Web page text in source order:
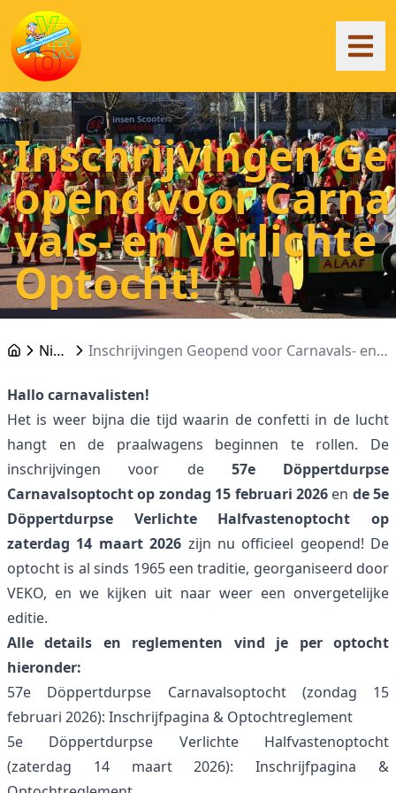
Inschrijvingen Ge
opend voor Carna
vals- en Verlichte
Optocht!
Nieuws Inschrijvingen Geopend voor Carnavals- en Verlichte Optocht!
Hallo carnavalisten!
Het is weer bijna die tijd waarin de confetti in de lucht
hangt en de praalwagens beginnen te rollen. De
inschrijvingen voor de57e Döppertdurpse
Carnavalsoptocht op zondag 15 februari 2026 en de 5e
Döppertdurpse Verlichte Halfvastenoptocht op
zaterdag 14 maart 2026 zijn nu officieel geopend! De
optocht is al sinds 1965 een traditie, georganiseerd door
VEKO, en we kijken uit naar weer een onvergetelijke
editie.
Alle details en reglementen vind je per optocht
hieronder:
57e Döppertdurpse Carnavalsoptocht (zondag 15
februari 2026): Inschrijfpagina & Optochtreglement
5e Döppertdurpse Verlichte Halfvastenoptocht
(zaterdag 14 maart 2026):Inschrijfpagina &